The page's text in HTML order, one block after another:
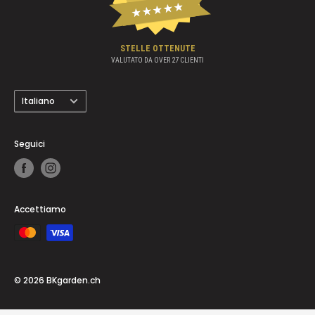
★★★★★
STELLE OTTENUTE
VALUTATO DA OVER 27 CLIENTI
Lingua
Italiano
Seguici
Accettiamo
© 2026 BKgarden.ch